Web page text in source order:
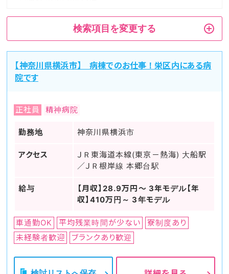
検索項目を変更する
【神奈川県横浜市】 病棟でのお仕事！栄区内にある病
院です
正社員 精神病院
勤務地 神奈川県横浜市
アクセス
ＪＲ東海道本線(東京－熱海) 大船駅
／ＪＲ根岸線 本郷台駅
給与
【月収】28.9万円～ 3年モデル【年
収】410万円～ 3年モデル
車通勤OK 平均残業時間が少ない
寮制度あり
未経験者歓迎
ブランクあり歓迎